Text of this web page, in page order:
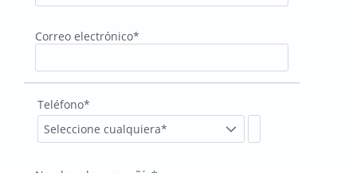
Correo electrónico*
Teléfono*
Seleccione cualquiera*